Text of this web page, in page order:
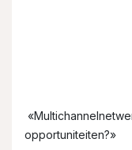
opportuniteiten?»